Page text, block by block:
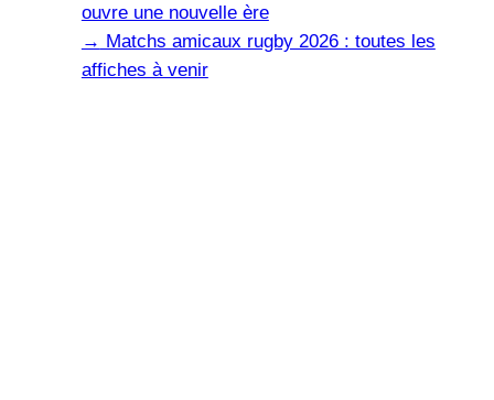
ouvre une nouvelle ère
→ Matchs amicaux rugby 2026 : toutes les
affiches à venir